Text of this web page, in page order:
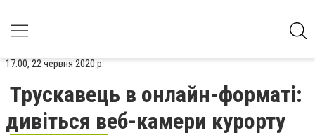
17:00, 22 червня 2020 р.
Трускавець в онлайн-форматі:
дивіться веб-камери курорту